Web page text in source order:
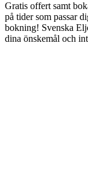
Gratis offert samt
på tider som passar
bokning! Svenska
dina önskemål och